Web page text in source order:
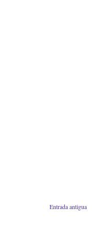
Entrada antigua